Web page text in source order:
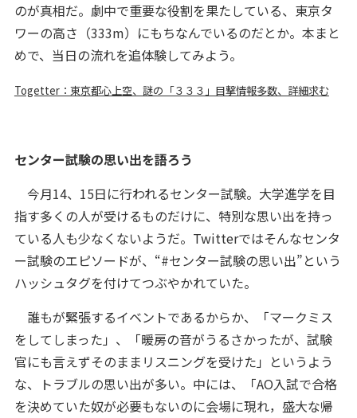
のが真相だ。劇中で重要な役割を果たしている、東京タ
ワーの高さ（333m）にもちなんでいるのだとか。本まと
めで、当日の流れを追体験してみよう。
Togetter：東京都心上空、謎の「３３３」目撃情報多数、詳細求む
センター試験の思い出を語ろう
今月14、15日に行われるセンター試験。大学進学を目
指す多くの人が受けるものだけに、特別な思い出を持っ
ている人も少なくないようだ。Twitterではそんなセンタ
ー試験のエピソードが、“#センター試験の思い出”という
ハッシュタグを付けてつぶやかれていた。
誰もが緊張するイベントであるからか、「マークミス
をしてしまった」、「暖房の音がうるさかったが、試験
官にも言えずそのままリスニングを受けた」というよう
な、トラブルの思い出が多い。中には、「AO入試で合格
を決めていた奴が必要もないのに会場に現れ，盛大な帰